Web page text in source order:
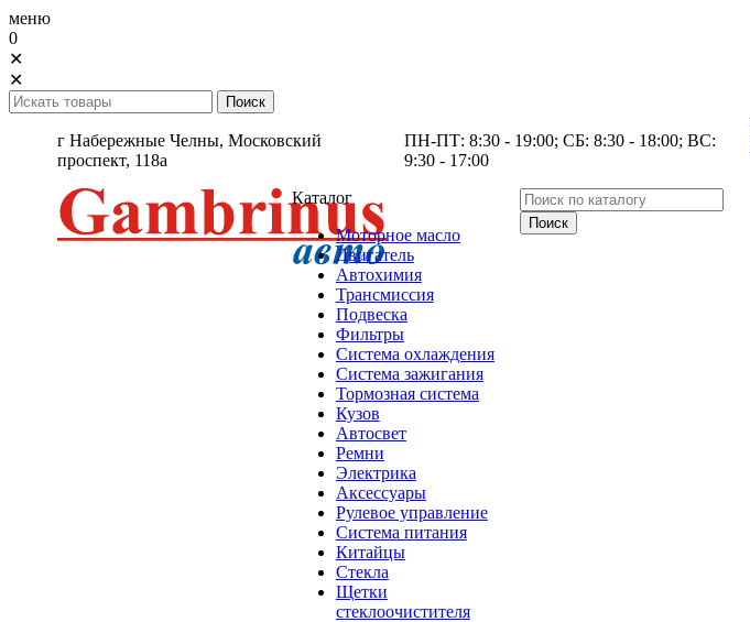
меню
0
✕
✕
г Набережные Челны, Московский
проспект, 118а
ПН-ПТ: 8:30 - 19:00; СБ: 8:30 - 18:00; ВС:
9:30 - 17:00
Каталог
Моторное масло
Двигатель
Автохимия
Трансмиссия
Подвеска
Фильтры
Система охлаждения
Система зажигания
Тормозная система
Кузов
Автосвет
Ремни
Электрика
Аксессуары
Рулевое управление
Система питания
Китайцы
Стекла
Щетки
стеклоочистителя